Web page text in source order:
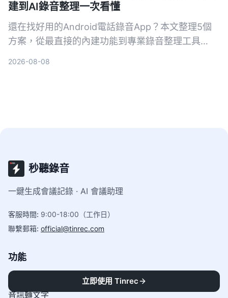
建到AI錄音整理一次看懂
還在找好用的Android電話錄音App？本文整理5個
方案，從最直接的內建功能到專業錄音整理工具
2026-08-08
秒聽錄音
一鍵生成會議記錄 · AI 會議助理
客服時間: 9:00-18:00（工作日）
聯繫郵箱: official@tinrec.com
功能
即時轉寫
音訊轉文字
立即使用 Tinrec